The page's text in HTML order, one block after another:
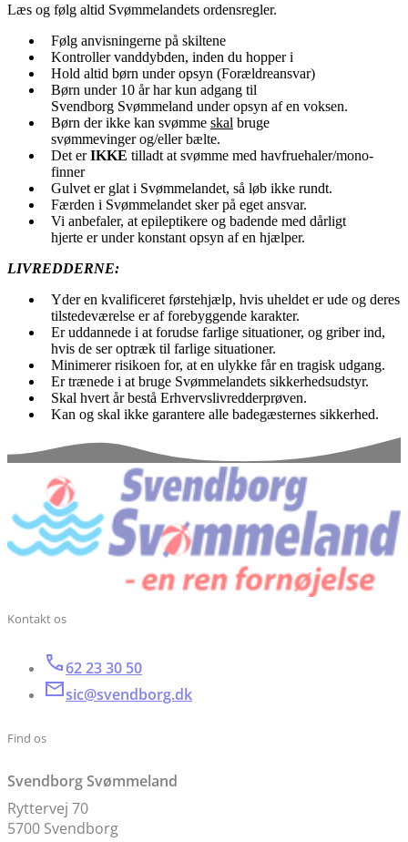
Læs og følg altid Svømmelandets ordensregler.
Følg anvisningerne på skiltene
Kontroller vanddybden, inden du hopper i
Hold altid børn under opsyn (Forældreansvar)
Børn under 10 år har kun adgang til
Svendborg Svømmeland under opsyn af en voksen.
Børn der ikke kan svømme skal bruge
svømmevinger og/eller bælte.
Det erIKKE tilladt at svømme med havfruehaler/mono-
finner
Gulvet er glat i Svømmelandet, så løb ikke rundt.
Færden i Svømmelandet sker på eget ansvar.
Vi anbefaler, at epileptikere og badende med dårligt
hjerte er under konstant opsyn af en hjælper.
LIVREDDERNE:
Yder en kvalificeret førstehjælp, hvis uheldet er ude og deres
tilstedeværelse er af forebyggende karakter.
Er uddannede i at forudse farlige situationer, og griber ind,
hvis de ser optræk til farlige situationer.
Minimerer risikoen for, at en ulykke får en tragisk udgang.
Er trænede i at bruge Svømmelandets sikkerhedsudstyr.
Skal hvert år bestå Erhvervslivredderprøven.
Kan og skal ikke garantere alle badegæsternes sikkerhed.
Kontakt os
62 23 30 50
sic@svendborg.dk
Find os
Svendborg Svømmeland
Ryttervej 70
5700 Svendborg